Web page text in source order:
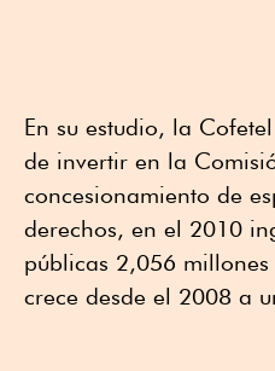
En su estudio, la
de invertir en la
concesionamiento de
derechos, en el 2010
públicas 2,056
crece desde el 2008 a